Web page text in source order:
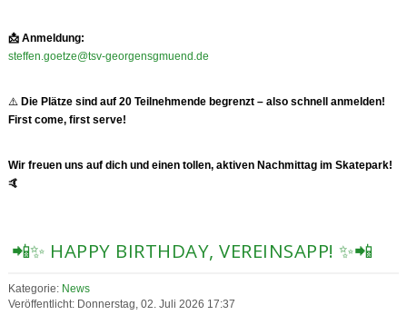
📩Anmeldung:
steffen.goetze@tsv-georgensgmuend.de
⚠️ Die Plätze sind auf 20 Teilnehmende begrenzt – also schnell anmelden!
First come, first serve!
Wir freuen uns auf dich und einen tollen, aktiven Nachmittag im Skatepark!
🤙
📲✨ HAPPY BIRTHDAY, VEREINSAPP! ✨📲
Kategorie: News
Veröffentlicht: Donnerstag, 02. Juli 2026 17:37